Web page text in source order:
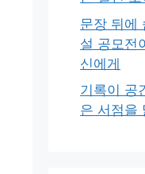
문장 뒤에
설 공모전
신에게
기록이 공
은 서점을